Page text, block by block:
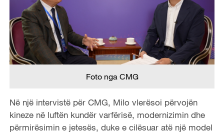
Foto nga CMG
Në një intervistë për CMG, Milo vlerësoi përvojën
kineze në luftën kundër varfërisë, modernizimin dhe
përmirësimin e jetesës, duke e cilësuar atë një model